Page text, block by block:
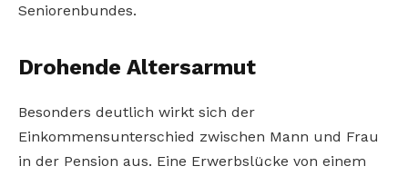
Seniorenbundes.
Drohende Altersarmut
Besonders deutlich wirkt sich der
Einkommensunterschied zwischen Mann und Frau
in der Pension aus. Eine Erwerbslücke von einem